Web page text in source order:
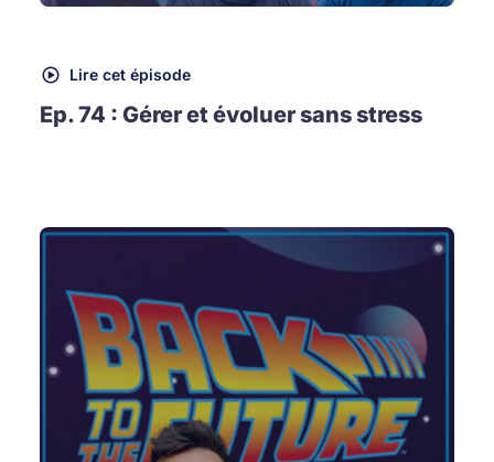
Lire cet épisode
Ep. 74 : Gérer et évoluer sans stress